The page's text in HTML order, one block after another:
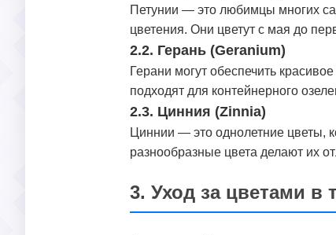
Петунии — это любимцы многих
цветения. Они цветут с мая до
2.2. Герань (Geranium)
Герани могут обеспечить
подходят для контейнерного
2.3. Цинния (Zinnia)
Циннии — это однолетние цветы,
разнообразные цвета делают их
3. Уход за цветами в